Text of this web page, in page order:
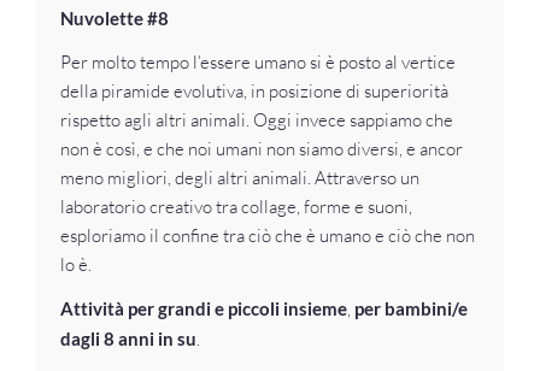
Nuvolette #8
Per molto tempo l’essere umano si è posto al vertice
della piramide evolutiva, in posizione di superiorità
rispetto agli altri animali. Oggi invece sappiamo che
non è così, e che noi umani non siamo diversi, e ancor
meno migliori, degli altri animali. Attraverso un
laboratorio creativo tra collage, forme e suoni,
esploriamo il confine tra ciò che è umano e ciò che non
lo è.
Attività per grandi e piccoli insieme, per bambini/e
dagli 8 anni in su.